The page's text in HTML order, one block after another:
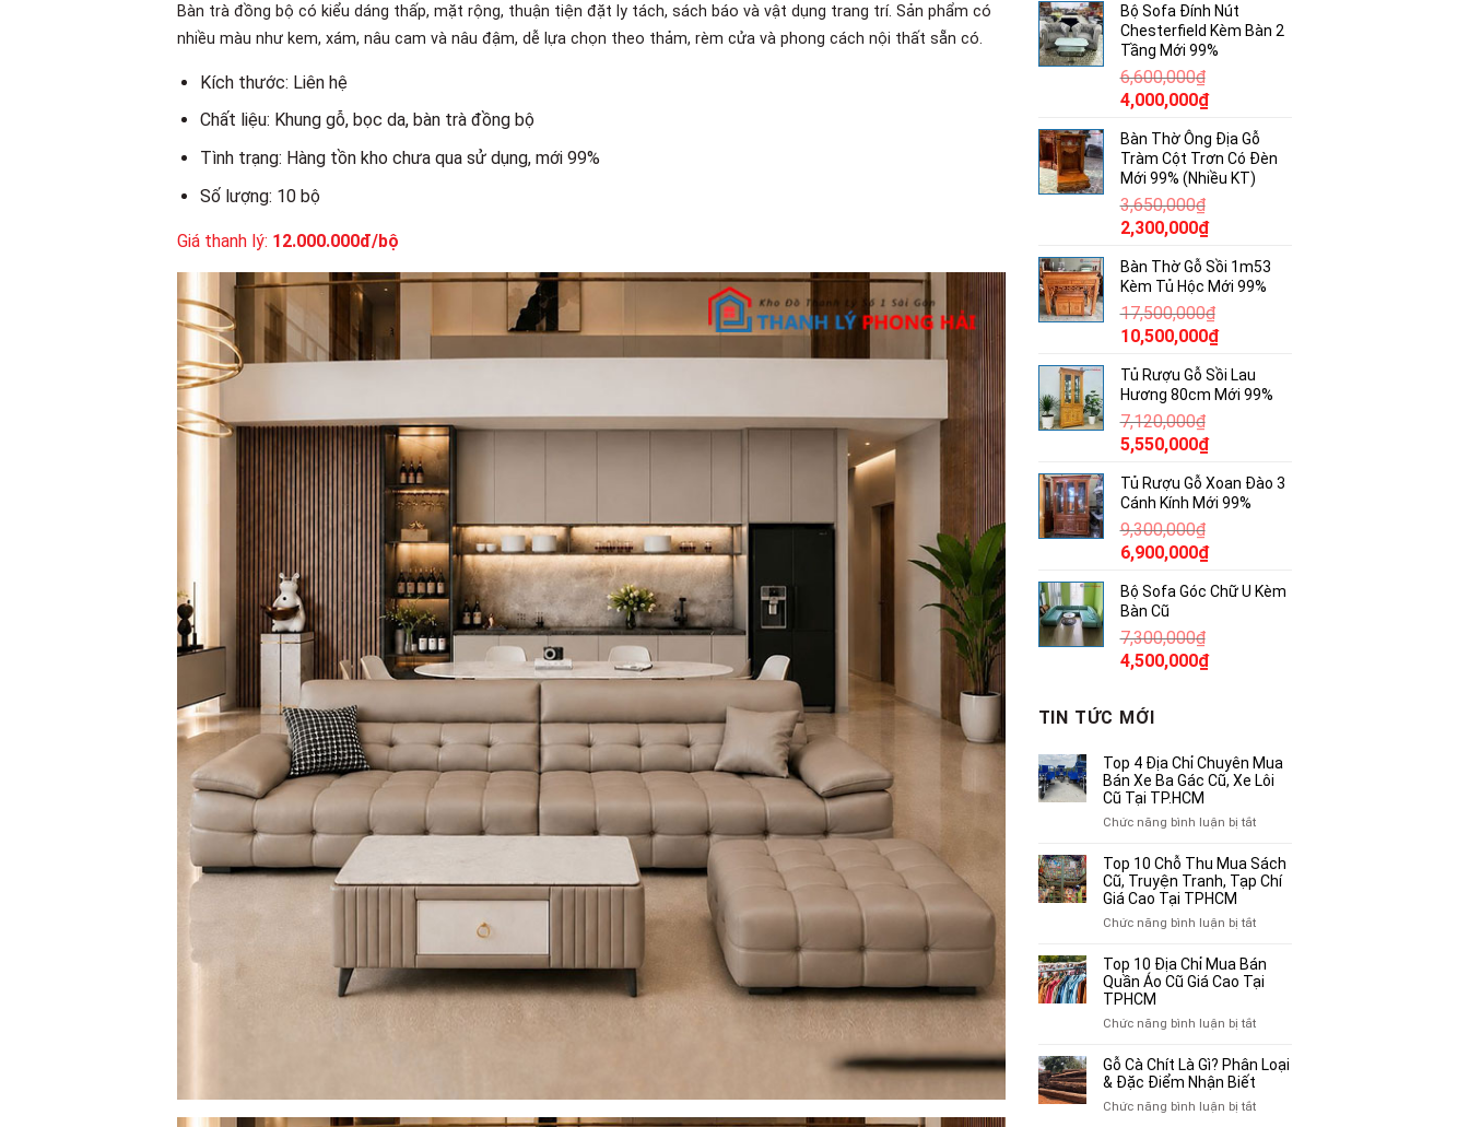
Bàn trà đồng bộ có kiểu dáng thấp, mặt rộng, thuận tiện đặt ly tách, sách báo và vật dụng trang trí. Sản phẩm có
nhiều màu như kem, xám, nâu cam và nâu đậm, dễ lựa chọn theo thảm, rèm cửa và phong cách nội thất sẵn có.
Kích thước: Liên hệ
Chất liệu: Khung gỗ, bọc da, bàn trà đồng bộ
Tình trạng: Hàng tồn kho chưa qua sử dụng, mới 99%
Số lượng: 10 bộ
Giá thanh lý: 12.000.000đ/bộ
Bộ Sofa Đính Nút
Chesterfield Kèm Bàn 2
Tầng Mới 99%
6,600,000₫
Giá
là:
6,600,000₫.
4,000,000₫Giá
tại
là:
4,000,000₫.
Bàn Thờ Ông Địa Gỗ
Tràm Cột Trơn Có Đèn
Mới 99% (Nhiều KT)
3,650,000₫
Giá
là:
3,650,000₫.
2,300,000₫Giá
tại
là:
2,300,000₫.
Bàn Thờ Gỗ Sồi 1m53
Kèm Tủ Hộc Mới 99%
17,500,000₫
Giá
là:
17,500,000₫.
10,500,000₫Giá
tại
là:
Tủ Rượu Gỗ Sồi Lau
Hương 80cm Mới 99%
7,120,000₫
Giá
là:
7,120,000₫.
5,550,000₫Giá
tại
là:
Tủ Rượu Gỗ Xoan Đào 3
Cánh Kính Mới 99%
9,300,000₫
Giá
là:
9,300,000₫.
6,900,000₫Giá
tại
Bộ Sofa Góc Chữ U Kèm
Bàn Cũ
7,300,000₫
Giá
là:
7,300,000₫.
4,500,000₫Giá
4,500,000₫.
TIN TỨC MỚI
Top 4 Địa Chỉ Chuyên Mua
Bán Xe Ba Gác Cũ, Xe Lôi
Cũ Tại TP.HCM
Chức năng bình luận bị tắtở
4
Địa
Xe
Ba
Cũ,
Lôi
Cũ
Tại
Top 10 Chỗ Thu Mua Sách
Cũ, Truyện Tranh, Tạp Chí
Giá Cao Tại TPHCM
Chức năng bình luận bị tắtở
10
Chỗ
Truyện
Tranh,
Tạp
Top 10 Địa Chỉ Mua Bán
Quần Áo Cũ Giá Cao Tại
TPHCM
Chức năng bình luận bị tắtở
10
Địa
Mua
Gỗ Cà Chít Là Gì? Phân Loại
& Đặc Điểm Nhận Biết
Chức năng bình luận bị tắtở